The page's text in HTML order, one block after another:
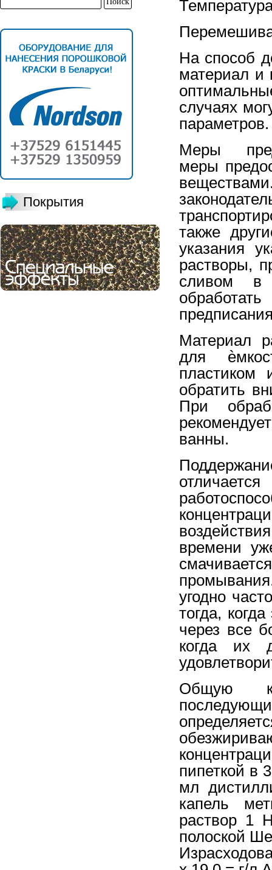
Покрытия
На способ
материал и
случаях
параметров.
Меры
меры
также
указания
растворы,
сливом в
Материал
для
пластиком
обратить
При
ванны.
времени
угодно
тогда,
через все
когда их
Общую
пипеткой в
мл
капель
раствор 1
полоской